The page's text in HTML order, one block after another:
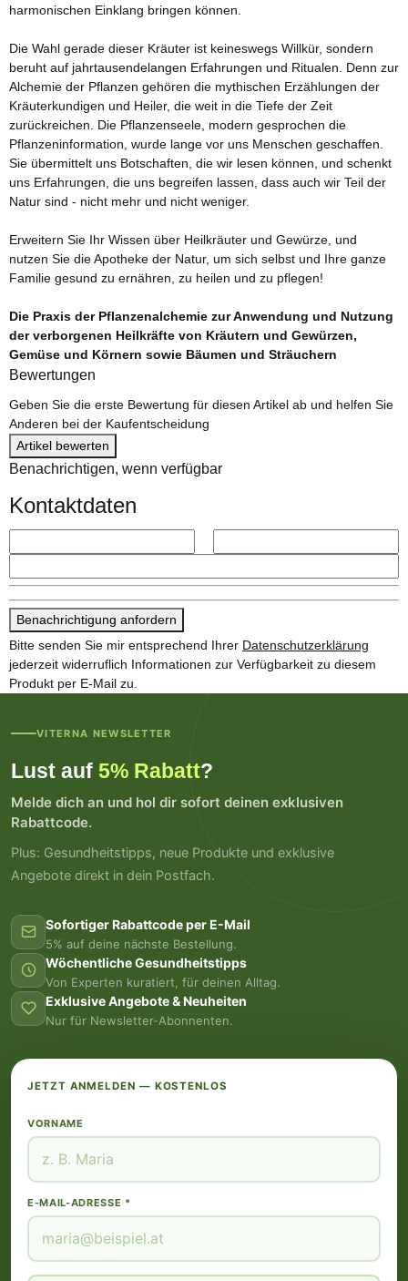
harmonischen Einklang bringen können.
Die Wahl gerade dieser Kräuter ist keineswegs Willkür, sondern
beruht auf jahrtausendelangen Erfahrungen und Ritualen. Denn zur
Alchemie der Pflanzen gehören die mythischen Erzählungen der
Kräuterkundigen und Heiler, die weit in die Tiefe der Zeit
zurückreichen. Die Pflanzenseele, modern gesprochen die
Pflanzeninformation, wurde lange vor uns Menschen geschaffen.
Sie übermittelt uns Botschaften, die wir lesen können, und schenkt
uns Erfahrungen, die uns begreifen lassen, dass auch wir Teil der
Natur sind - nicht mehr und nicht weniger.
Erweitern Sie Ihr Wissen über Heilkräuter und Gewürze, und
nutzen Sie die Apotheke der Natur, um sich selbst und Ihre ganze
Familie gesund zu ernähren, zu heilen und zu pflegen!
Die Praxis der Pflanzenalchemie zur Anwendung und Nutzung
der verborgenen Heilkräfte von Kräutern und Gewürzen,
Gemüse und Körnern sowie Bäumen und Sträuchern
Bewertungen
Geben Sie die erste Bewertung für diesen Artikel ab und helfen Sie
Anderen bei der Kaufentscheidung
Artikel bewerten
Benachrichtigen, wenn verfügbar
Kontaktdaten
Benachrichtigung anfordern
Bitte senden Sie mir entsprechend Ihrer Datenschutzerklärung
jederzeit widerruflich Informationen zur Verfügbarkeit zu diesem
Produkt per E-Mail zu.
VITERNA NEWSLETTER
Lust auf 5% Rabatt?
Melde dich an und hol dir sofort deinen exklusiven
Rabattcode.
Plus: Gesundheitstipps, neue Produkte und exklusive
Angebote direkt in dein Postfach.
Sofortiger Rabattcode per E-Mail
5% auf deine nächste Bestellung.
Wöchentliche Gesundheitstipps
Von Experten kuratiert, für deinen Alltag.
Exklusive Angebote & Neuheiten
Nur für Newsletter-Abonnenten.
JETZT ANMELDEN — KOSTENLOS
VORNAME
E-MAIL-ADRESSE *